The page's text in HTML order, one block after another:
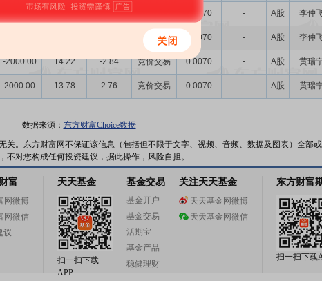
-2000.00 17.73 -3.55 0.0070 - A股 李仲
竞价交易 0.0070 - A股 李仲
-2000.00 14.22 -2.84 竞价交易 0.0070 - A股 黄瑞
2000.00 13.78 2.76 竞价交易 0.0070 - A股 黄瑞
数据来源： 东方财富Choice数据
关。东方财富网不保证该信息（包括但不限于文字、视频、音频、数据及图表）全部
对您构成任何投资建议，据此操作，风险自担。
富
网微博
网微信
议
天天基金
扫一扫下载
APP
基金交易
基金开户
基金交易
活期宝
基金产品
稳健理财
关注天天基金
天天基金网微博
天天基金网微信
东方财富
扫一扫下载